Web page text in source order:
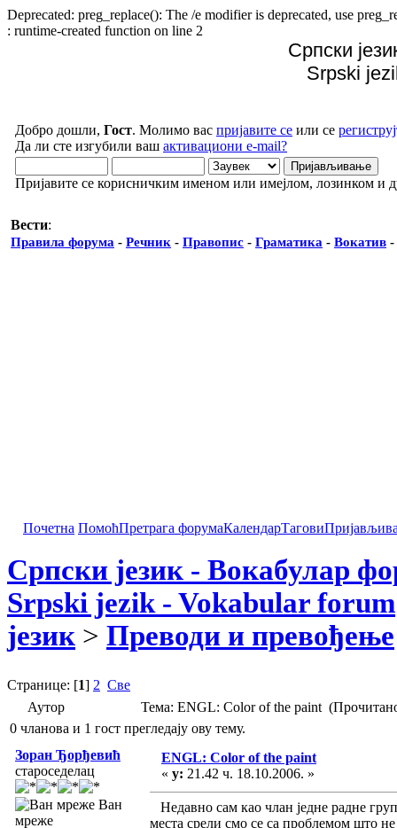
Deprecated: preg_replace(): The /e modifier is deprecated, use
: runtime-created function on line 2
Српски
Srpski
Добро дошли, Гост. Молимо вас пријавите се или се
Да ли сте изгубили ваш активациони e-mail?
Пријавите се корисничким именом или имејлом, лозинком и
Вести:
Правила форума - Речник - Правопис - Граматика - Вокатив -
Почетна ПомоћПретрага форумаКалендарТагови
Српски језик - Вокабулар
Srpski jezik - Vokabular forum
језик > Преводи и превођење
Странице: [1] 2 Све
Аутор
Тема: ENGL: Color of the paint
0 чланова и 1 гост прегледају ову тему.
Зоран Ђорђевић
староседелац
Ван
мреже
ENGL: Color of the paint
« у: 21.42 ч. 18.10.2006. »
Недавно сам као члан једне радне
места срели смо се са проблемом што